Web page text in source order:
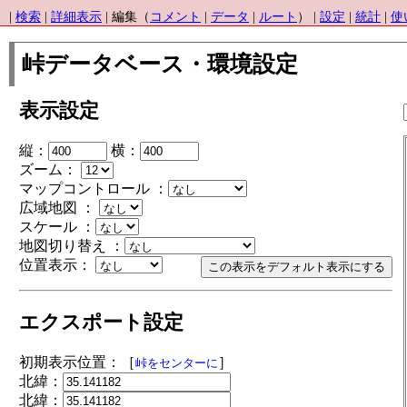
検索 詳細表示 | 編集（ コメント データ ルート ） | 設定 統計 使
峠データベース・環境設定
表示設定
縦：
横：
ズーム：
マップコントロール ：
広域地図 ：
スケール ：
地図切り替え ：
位置表示：
エクスポート設定
初期表示位置：［峠をセンターに ］
北緯：
北緯：